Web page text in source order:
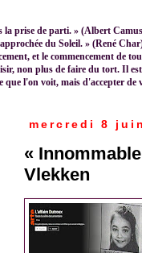
la prise de parti. » (Albert
du Soleil. » (René
et le commencement de
non plus de faire du tort. Il
que l'on voit, mais d'accepter de
mercredi 8
«
Vlekken